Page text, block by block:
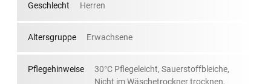
Geschlecht Herren
Altersgruppe Erwachsene
Pflegehinweise
30°C Pflegeleicht, Sauerstoffbleiche,
Nicht im Wäschetrockner trocknen,